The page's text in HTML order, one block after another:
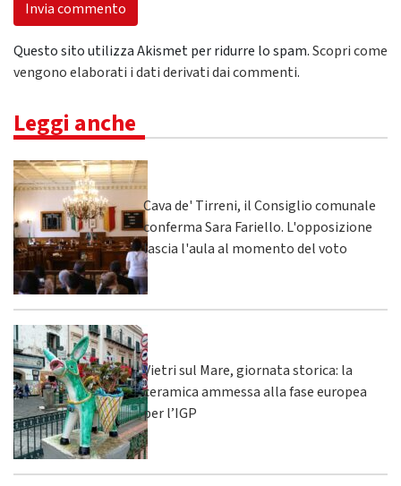
Questo sito utilizza Akismet per ridurre lo spam.Scopri come
vengono elaborati i dati derivati dai commenti.
Leggi anche
Cava de' Tirreni, il Consiglio comunale
conferma Sara Fariello. L'opposizione
lascia l'aula al momento del voto
Vietri sul Mare, giornata storica: la
ceramica ammessa alla fase europea
per l’IGP